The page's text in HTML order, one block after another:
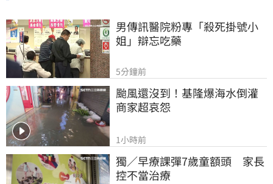
男傳訊醫院粉專「殺死掛號小
姐」辯忘吃藥
5分鐘前
颱風還沒到！基隆爆海水倒灌
商家超哀怨
1小時前
獨／早療課彈7歲童額頭　家長
控不當治療